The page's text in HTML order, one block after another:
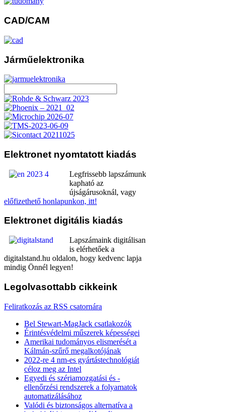
CAD/CAM
Járműelektronika
Elektronet nyomtatott kiadás
Legfrissebb lapszámunk
kapható az
újságárusoknál, vagy
előfizethető honlapunkon, itt!
Elektronet digitális kiadás
Lapszámaink digitálisan
is elérhetőek a
digitalstand.hu oldalon, hogy kedvenc lapja
mindig Önnél legyen!
Legolvasottabb cikkeink
Feliratkozás az RSS csatornára
Bel Stewart-MagJack csatlakozók
Érintésvédelmi műszerek képességei
Amerikai tudományos elismerését a
Kálmán-szűrő megalkotójának
2022-re 4 nm-es gyártástechnológiát
céloz meg az Intel
Egyedi és szériamozgatási és -
ellenőrzési rendszerek a folyamatok
automatizálásához
Valódi és biztonságos alternatíva a